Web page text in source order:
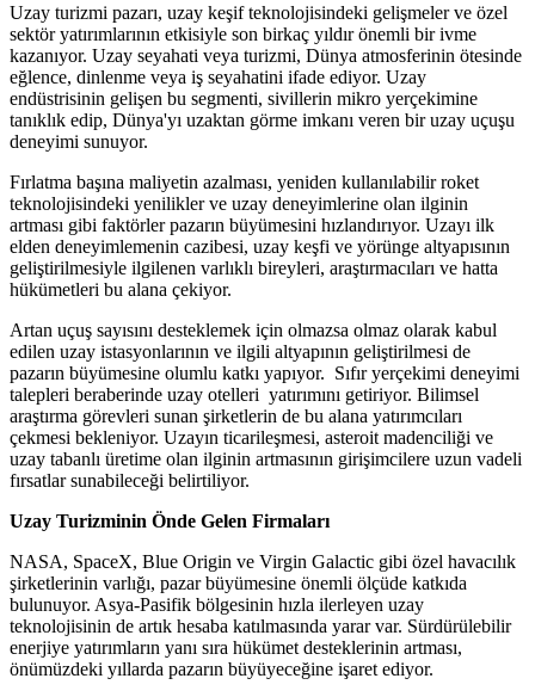
Uzay turizmi pazarı, uzay keşif teknolojisindeki gelişmeler ve özel
sektör yatırımlarının etkisiyle son birkaç yıldır önemli bir ivme
kazanıyor. Uzay seyahati veya turizmi, Dünya atmosferinin ötesinde
eğlence, dinlenme veya iş seyahatini ifade ediyor. Uzay
endüstrisinin gelişen bu segmenti, sivillerin mikro yerçekimine
tanıklık edip, Dünya'yı uzaktan görme imkanı veren bir uzay uçuşu
deneyimi sunuyor.
Fırlatma başına maliyetin azalması, yeniden kullanılabilir roket
teknolojisindeki yenilikler ve uzay deneyimlerine olan ilginin
artması gibi faktörler pazarın büyümesini hızlandırıyor. Uzayı ilk
elden deneyimlemenin cazibesi, uzay keşfi ve yörünge altyapısının
geliştirilmesiyle ilgilenen varlıklı bireyleri, araştırmacıları ve hatta
hükümetleri bu alana çekiyor.
Artan uçuş sayısını desteklemek için olmazsa olmaz olarak kabul
edilen uzay istasyonlarının ve ilgili altyapının geliştirilmesi de
pazarın büyümesine olumlu katkı yapıyor. Sıfır yerçekimi deneyimi
talepleri beraberinde uzay otelleri yatırımını getiriyor. Bilimsel
araştırma görevleri sunan şirketlerin de bu alana yatırımcıları
çekmesi bekleniyor. Uzayın ticarileşmesi, asteroit madenciliği ve
uzay tabanlı üretime olan ilginin artmasının girişimcilere uzun vadeli
fırsatlar sunabileceği belirtiliyor.
Uzay Turizminin Önde Gelen Firmaları
NASA, SpaceX, Blue Origin ve Virgin Galactic gibi özel havacılık
şirketlerinin varlığı, pazar büyümesine önemli ölçüde katkıda
bulunuyor. Asya-Pasifik bölgesinin hızla ilerleyen uzay
teknolojisinin de artık hesaba katılmasında yarar var. Sürdürülebilir
enerjiye yatırımların yanı sıra hükümet desteklerinin artması,
önümüzdeki yıllarda pazarın büyüyeceğine işaret ediyor.